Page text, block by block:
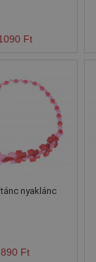
Ft
nyaklánc
890 Ft